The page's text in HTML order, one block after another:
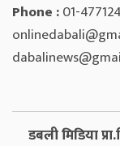
Phone :01-
डबली मिडिया